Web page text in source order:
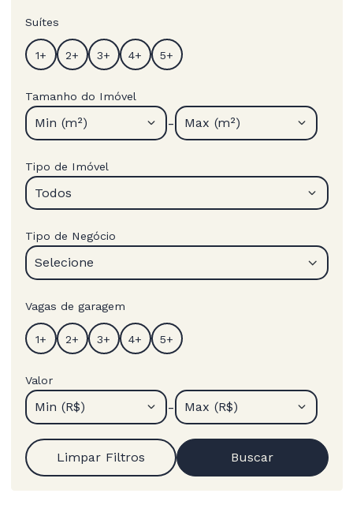
Suítes
Tamanho do Imóvel
Min (m²) - Max (m²)
Tipo de Imóvel
Todos
Tipo de Negócio
Selecione
Vagas de garagem
Valor
Min (R$) - Max (R$)
Limpar Filtros Buscar